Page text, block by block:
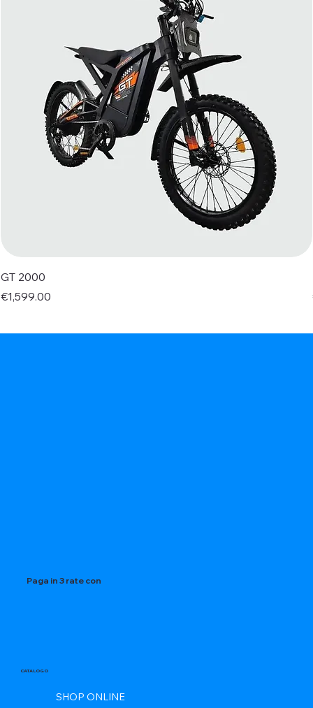
GT 2000
Price
€1,599.00
Paga in 3 rate con
CATALOGO
SHOP ONLINE